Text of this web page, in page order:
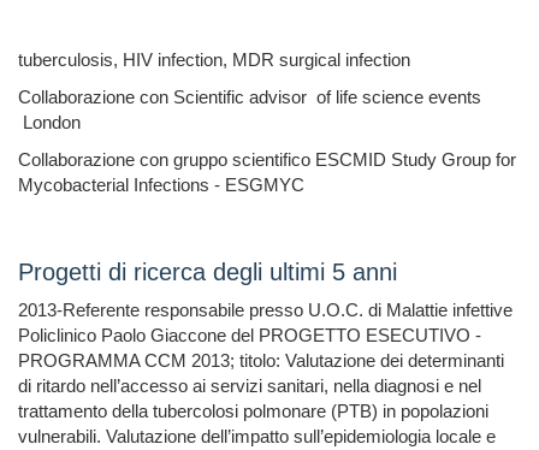
tuberculosis, HIV infection, MDR surgical infection
Collaborazione con Scientific advisor of life science events
London
Collaborazione con gruppo scientifico ESCMID Study Group for
Mycobacterial Infections - ESGMYC
Progetti di ricerca degli ultimi 5 anni
2013-Referente responsabile presso U.O.C. di Malattie infettive
Policlinico Paolo Giaccone del PROGETTO ESECUTIVO -
PROGRAMMA CCM 2013; titolo: Valutazione dei determinanti
di ritardo nell’accesso ai servizi sanitari, nella diagnosi e nel
trattamento della tubercolosi polmonare (PTB) in popolazioni
vulnerabili. Valutazione dell’impatto sull’epidemiologia locale e